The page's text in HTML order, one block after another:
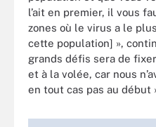
l’ait en premier, il vous
zones où le virus a le
cette population] »,
grands défis sera de
et à la volée, car nous
en tout cas pas au début